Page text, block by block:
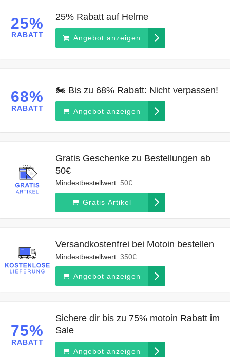
25%
RABATT
25% Rabatt auf Helme
Angebot anzeigen
68%
RABATT
🏍️ Bis zu 68% Rabatt: Nicht verpassen!
Angebot anzeigen
Gratis Geschenke zu Bestellungen ab
50€
Mindestbestellwert: 50€
Gratis Artikel
Versandkostenfrei bei Motoin bestellen
Mindestbestellwert: 350€
Angebot anzeigen
75%
RABATT
Sichere dir bis zu 75% motoin Rabatt im
Sale
Angebot anzeigen